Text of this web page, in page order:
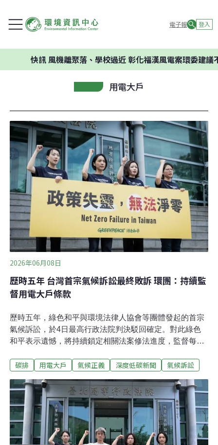
電子報 登入
風機離聚落、學校過近 彰化福漢風電案環委建議不應開發
用電大戶
2026年06月08日
歷時五年 台灣首宗氣候訴訟最終敗訴 環團：持續監
督用電大戶條款
歷時五年，綠色和平與環境法律人協會等團體發起的首宗
氣候訴訟，於4日最高行政法院判決駁回確定。對此綠色
和平表示遺憾，將持續鎖定相關法案修法進度，監督每兩
法院：人民無公法上請求權俗稱「用電大戶條款」的《再
一定契約用電容量業者，需負起使用再生能源責任。根據
經濟部能源局訂定的《一定契約容量以上之電力用戶應設
置再生能源發電設備管理辦法》，電力契約容量達5000瓩
（kW）以上之企業，需於5年內設置10%再生能源裝置容
量，或以儲能設備、購買綠電、繳納代金等方式替代。
碳排 用電大戶 氣候正義 深度低碳新聞 氣候訴訟